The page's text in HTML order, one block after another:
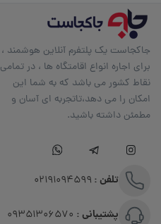
جاکجاست یک پلتفرم آنلاین هوشمند ،
برای اجاره انواع اقامتگاه ها ، در تمامی
نقاط کشور می باشد که به شما این
امکان را می دهد،تاتجربه ای آسان و
مطمئن داشته باشید.
تلفن : 02191094599
پشتیبانی :